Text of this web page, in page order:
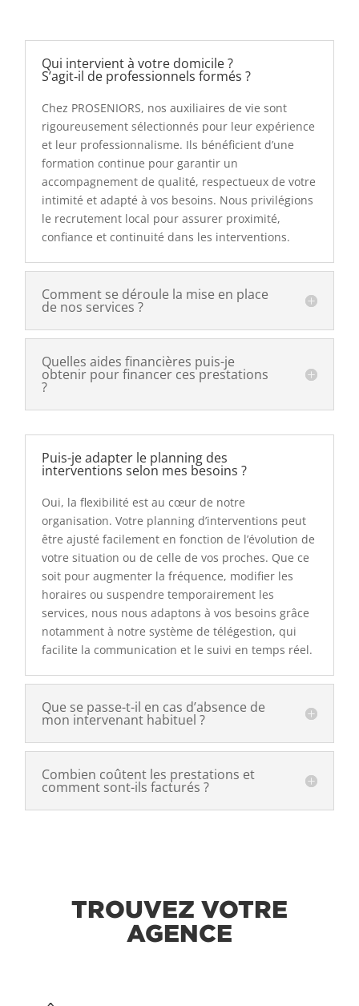
Qui intervient à votre domicile ?
S’agit‑il de professionnels formés ?
Chez PROSENIORS, nos auxiliaires de vie sont
rigoureusement sélectionnés pour leur expérience
et leur professionnalisme. Ils bénéficient d’une
formation continue pour garantir un
accompagnement de qualité, respectueux de votre
intimité et adapté à vos besoins. Nous privilégions
le recrutement local pour assurer proximité,
confiance et continuité dans les interventions.
Comment se déroule la mise en place
de nos services ?
Quelles aides financières puis-je
obtenir pour financer ces prestations
?
Puis-je adapter le planning des
interventions selon mes besoins ?
Oui, la flexibilité est au cœur de notre
organisation. Votre planning d’interventions peut
être ajusté facilement en fonction de l’évolution de
votre situation ou de celle de vos proches. Que ce
soit pour augmenter la fréquence, modifier les
horaires ou suspendre temporairement les
services, nous nous adaptons à vos besoins grâce
notamment à notre système de télégestion, qui
facilite la communication et le suivi en temps réel.
Que se passe-t-il en cas d’absence de
mon intervenant habituel ?
Combien coûtent les prestations et
comment sont-ils facturés ?
TROUVEZ VOTRE
AGENCE